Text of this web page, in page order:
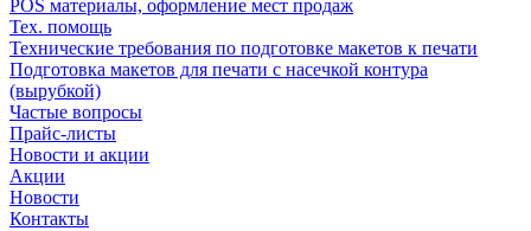
POS материалы, оформление мест продаж
Тех. помощь
Технические требования по подготовке макетов к печати
Подготовка макетов для печати с насечкой контура
(вырубкой)
Частые вопросы
Прайс-листы
Новости и акции
Акции
Новости
Контакты